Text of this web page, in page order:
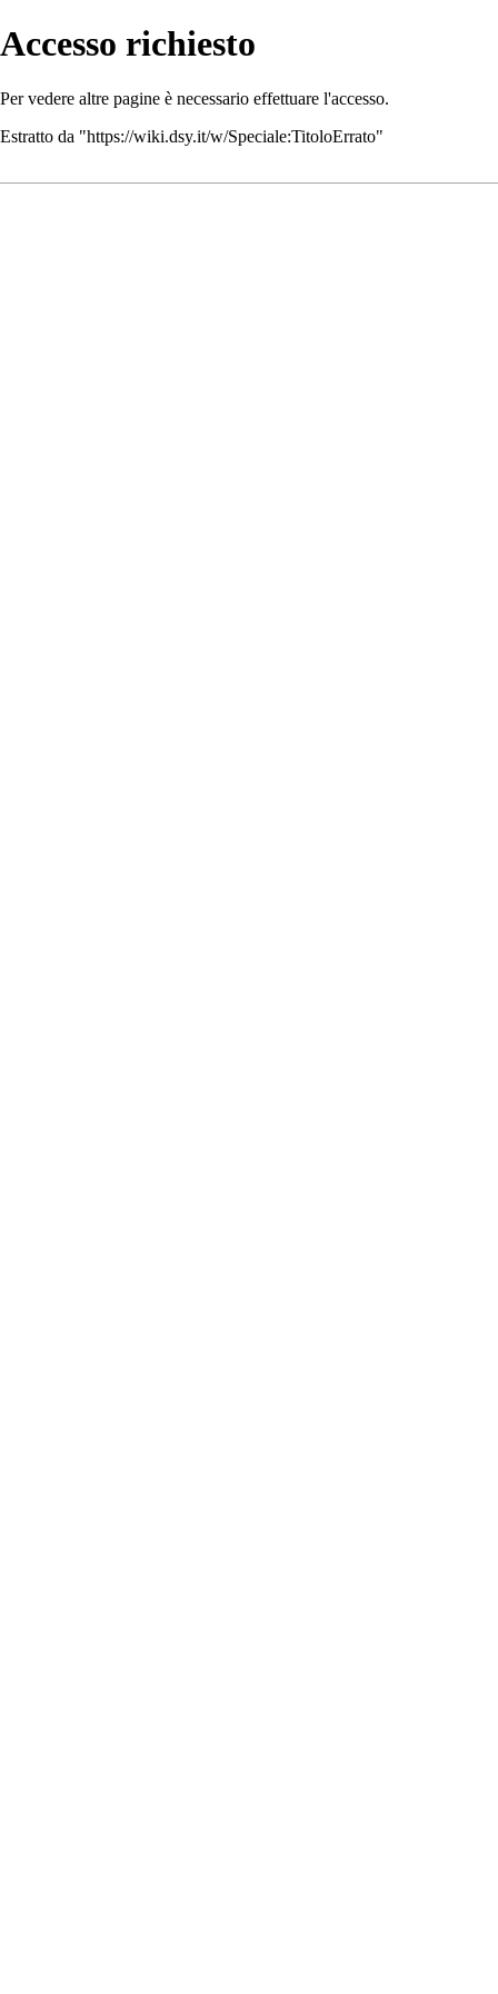
Accesso richiesto
Per vedere altre pagine è necessario effettuare l'accesso.
Estratto da "https://wiki.dsy.it/w/Speciale:TitoloErrato"